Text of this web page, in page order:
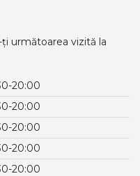
următoarea vizită la
20:00
20:00
20:00
20:00
20:00